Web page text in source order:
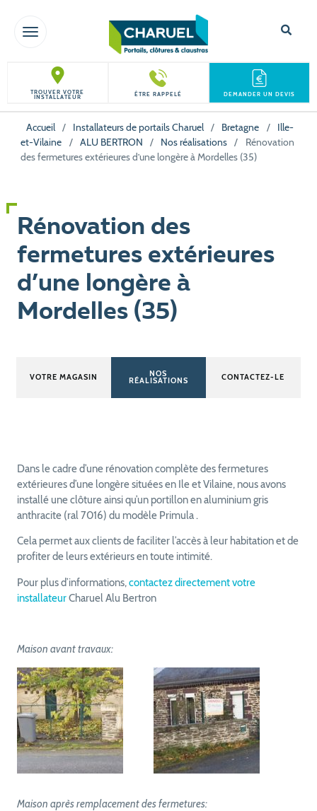
TOGGLE NAVIGATION
TROUVER VOTRE
INSTALLATEUR ÊTRE RAPPELÉ DEMANDER UN DEVIS
Accueil / Installateurs de portails Charuel / Bretagne /
Ille-
et-Vilaine
/ ALU BERTRON / Nos réalisations /
Rénovation
des fermetures extérieures d’une longère à Mordelles (35)
Rénovation des
fermetures extérieures
d’une longère à
Mordelles (35)
VOTRE MAGASIN NOS
RÉALISATIONS CONTACTEZ-LE
Dans le cadre d’une rénovation complète des fermetures
extérieures d’une longère situées en Ile et Vilaine, nous avons
installé une clôture ainsi qu’un portillon en aluminium gris
anthracite (ral 7016) du modèle Primula .
Cela permet aux clients de faciliter l’accès à leur habitation et de
profiter de leurs extérieurs en toute intimité.
Pour plus d’informations,contactez directement votre
installateurCharuel Alu Bertron
Maison avant travaux:
Maison après remplacement des fermetures: